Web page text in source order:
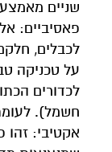
שניים
פאסיביים:
לכבלים,
על טכניקה
לכדורים
חשמל).
אקטיבי: זהו